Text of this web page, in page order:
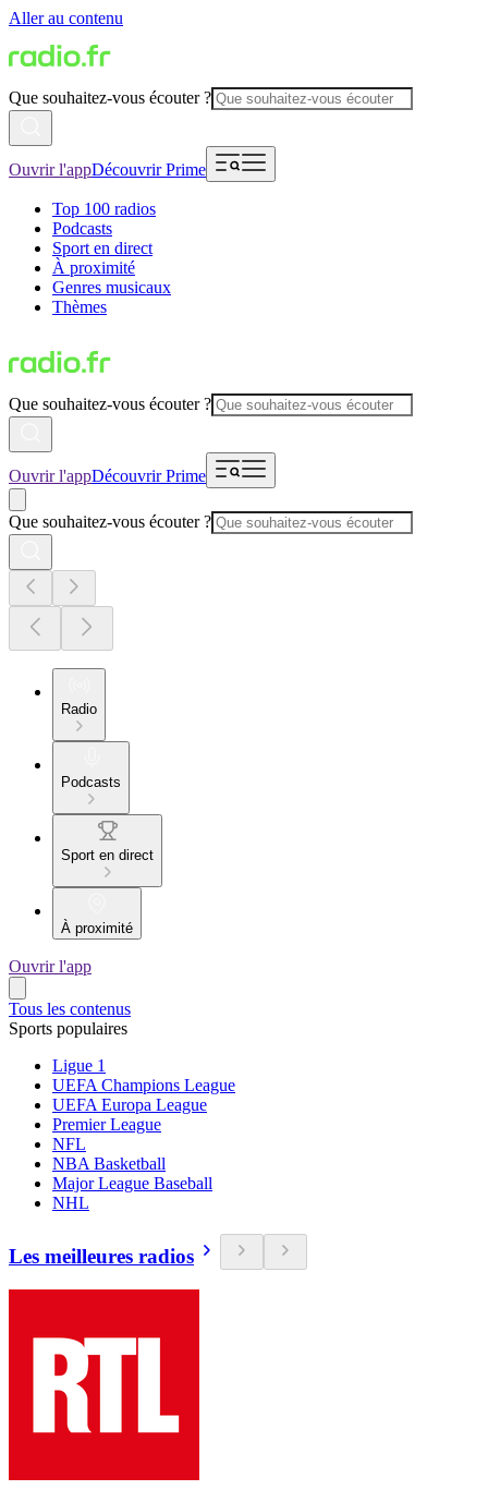
Aller au contenu
Que souhaitez-vous écouter ?
Ouvrir l'appDécouvrir Prime
Top 100 radios
Podcasts
Sport en direct
À proximité
Genres musicaux
Thèmes
Que souhaitez-vous écouter ?
Ouvrir l'appDécouvrir Prime
Que souhaitez-vous écouter ?
Radio
Podcasts
Sport en direct
À proximité
Ouvrir l'app
Tous les contenus
Sports populaires
Ligue 1
UEFA Champions League
UEFA Europa League
Premier League
NFL
NBA Basketball
Major League Baseball
NHL
Les meilleures radios